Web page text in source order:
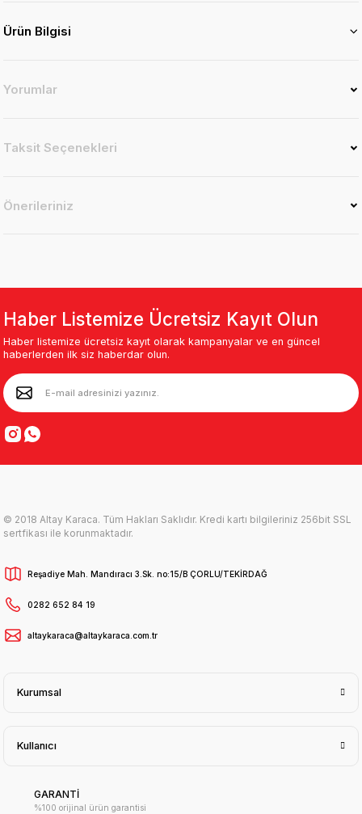
Ürün Bilgisi
Yorumlar
Taksit Seçenekleri
Önerileriniz
Haber Listemize Ücretsiz Kayıt Olun
Haber listemize ücretsiz kayıt olarak kampanyalar ve en güncel
haberlerden ilk siz haberdar olun.
© 2018 Altay Karaca. Tüm Hakları Saklıdır. Kredi kartı bilgileriniz 256bit SSL
sertfikası ile korunmaktadır.
Reşadiye Mah. Mandıracı 3.Sk. no:15/B ÇORLU/TEKİRDAĞ
0282 652 84 19
altaykaraca@altaykaraca.com.tr
Kurumsal
Kullanıcı
GARANTİ
%100 orijinal ürün garantisi